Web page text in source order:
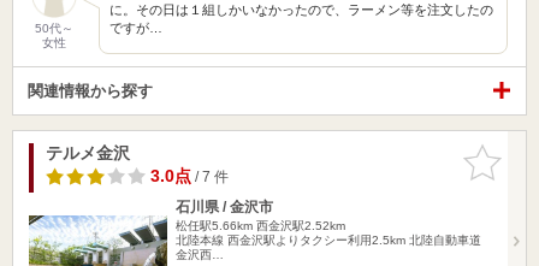
50代～
女性
に。その日は１組しかいなかったので、ラーメン等を注文したの
ですが…
関連情報から探す
お気に入
りに追加
テルメ金沢
3.0点/ 7 件
石川県 / 金沢市
松任駅5.66km 西金沢駅2.52km
北陸本線 西金沢駅よりタクシー利用2.5km 北陸自動車道
金沢西…